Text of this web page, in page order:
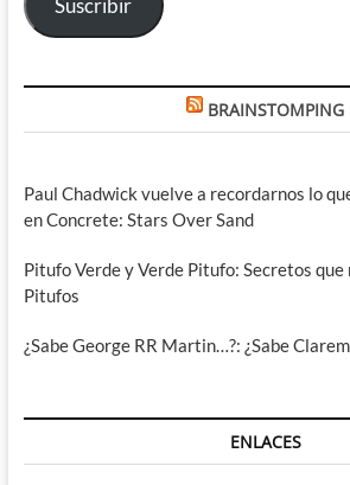
Suscribir
BRAINSTOMPING
Paul Chadwick vuelve a recordarnos lo
en Concrete: Stars Over Sand
Pitufo Verde y Verde Pitufo: Secretos que
Pitufos
¿Sabe George RR Martin…?: ¿Sabe
ENLACES